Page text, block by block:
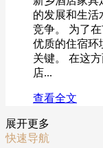
的发展和生活
竞争。 为了
优质的住宿环
关键。 在这
店...
查看全文
展开更多
快速导航